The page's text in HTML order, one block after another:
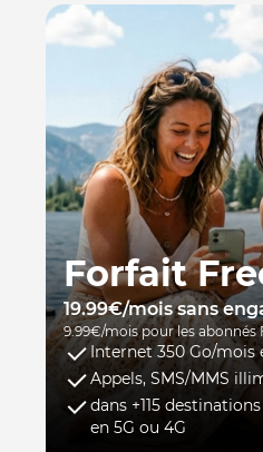
Forfait
19.99€/mois sans
9.99€/mois pour les abonnés
Internet 350 Go/mois
Appels, SMS/MMS
dans +115
en 5G ou 4G